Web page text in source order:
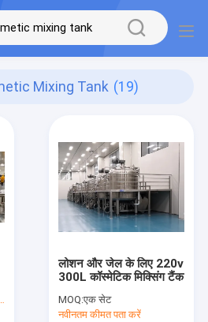
Mixing Tank (19)
लोशन और जेल के लिए 220v
300L कॉस्मेटिक मिक्सिंग टैंक
MOQ:एक सेट
नवीनतम कीमत पता करें